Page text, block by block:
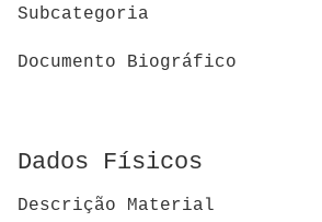
Subcategoria
Documento Biográfico
Dados Físicos
Descrição Material